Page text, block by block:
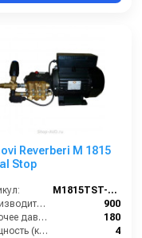
Reverberi M 1815
Stop
M1815TST-AR
Производительность (л/ч):
900
Рабочее давление (бар):
180
Мощность (кВт):
4